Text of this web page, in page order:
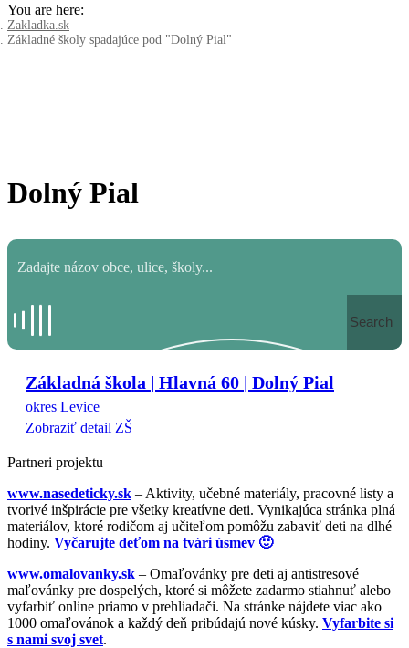
You are here:
Zakladka.sk
Základné školy spadajúce pod "Dolný Pial"
Dolný Pial
Search
Základná škola | Hlavná 60 | Dolný Pial
okres Levice
Zobraziť detail ZŠ
Partneri projektu
www.nasedeticky.sk – Aktivity, učebné materiály, pracovné listy a
tvorivé inšpirácie pre všetky kreatívne deti. Vynikajúca stránka plná
materiálov, ktoré rodičom aj učiteľom pomôžu zabaviť deti na dlhé
hodiny. Vyčarujte deťom na tvári úsmev 🙂
www.omalovanky.sk – Omaľovánky pre deti aj antistresové
maľovánky pre dospelých, ktoré si môžete zadarmo stiahnuť alebo
vyfarbiť online priamo v prehliadači. Na stránke nájdete viac ako
1000 omaľovánok a každý deň pribúdajú nové kúsky. Vyfarbite si
s nami svoj svet.